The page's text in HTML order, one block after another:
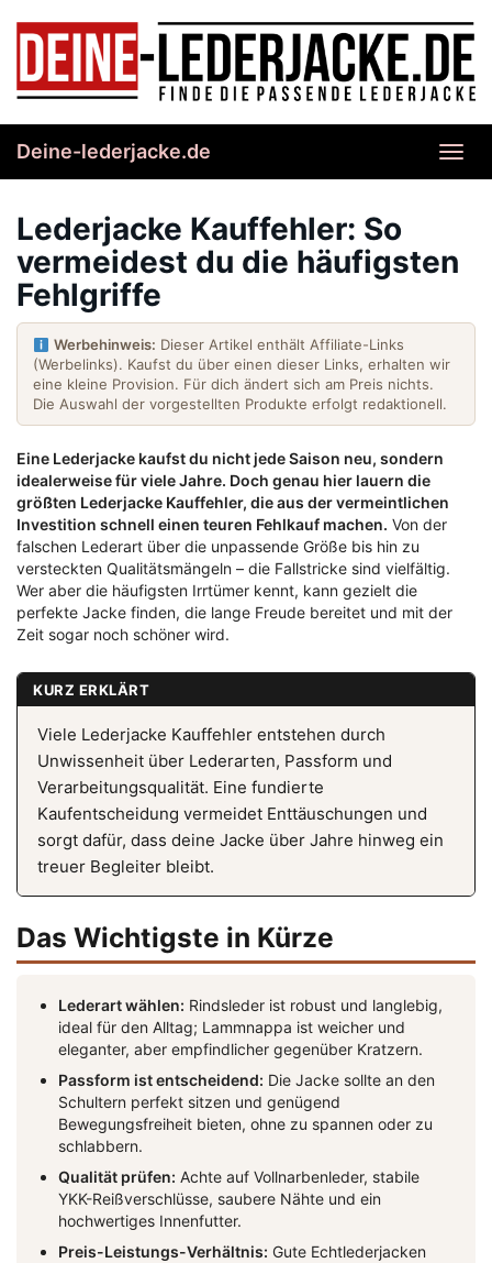
content
Deine-lederjacke.de
Lederjacke Kauffehler: So
vermeidest du die häufigsten
Fehlgriffe
Werbehinweis: Dieser Artikel enthält Affiliate-Links
(Werbelinks). Kaufst du über einen dieser Links, erhalten wir
eine kleine Provision. Für dich ändert sich am Preis nichts.
Die Auswahl der vorgestellten Produkte erfolgt redaktionell.
Eine Lederjacke kaufst du nicht jede Saison neu, sondern
idealerweise für viele Jahre. Doch genau hier lauern die
größten Lederjacke Kauffehler, die aus der vermeintlichen
Investition schnell einen teuren Fehlkauf machen. Von der
falschen Lederart über die unpassende Größe bis hin zu
versteckten Qualitätsmängeln – die Fallstricke sind vielfältig.
Wer aber die häufigsten Irrtümer kennt, kann gezielt die
perfekte Jacke finden, die lange Freude bereitet und mit der
Zeit sogar noch schöner wird.
KURZ ERKLÄRT
Viele Lederjacke Kauffehler entstehen durch
Unwissenheit über Lederarten, Passform und
Verarbeitungsqualität. Eine fundierte
Kaufentscheidung vermeidet Enttäuschungen und
sorgt dafür, dass deine Jacke über Jahre hinweg ein
treuer Begleiter bleibt.
Das Wichtigste in Kürze
Lederart wählen: Rindsleder ist robust und langlebig,
ideal für den Alltag; Lammnappa ist weicher und
eleganter, aber empfindlicher gegenüber Kratzern.
Passform ist entscheidend: Die Jacke sollte an den
Schultern perfekt sitzen und genügend
Bewegungsfreiheit bieten, ohne zu spannen oder zu
schlabbern.
Qualität prüfen: Achte auf Vollnarbenleder, stabile
YKK-Reißverschlüsse, saubere Nähte und ein
hochwertiges Innenfutter.
Preis-Leistungs-Verhältnis: Gute Echtlederjacken